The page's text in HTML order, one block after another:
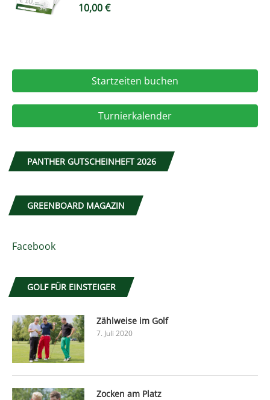
10,00€
Startzeiten buchen
Turnierkalender
PANTHER GUTSCHEINHEFT 2026
GREENBOARD MAGAZIN
Facebook
GOLF FÜR EINSTEIGER
Zählweise im Golf
7. Juli 2020
Zocken am Platz